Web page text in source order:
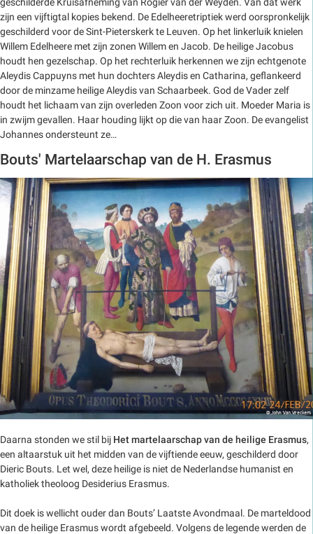
zijn een vijftigtal kopies bekend. De Edelheeretriptiek werd oorspronkelijk
geschilderd voor de Sint-Pieterskerk te Leuven. Op het linkerluik knielen
Willem Edelheere met zijn zonen Willem en Jacob. De heilige Jacobus
houdt hen gezelschap. Op het rechterluik herkennen we zijn echtgenote
Aleydis Cappuyns met hun dochters Aleydis en Catharina, geflankeerd
door de minzame heilige Aleydis van Schaarbeek. God de Vader zelf
houdt het lichaam van zijn overleden Zoon voor zich uit. Moeder Maria is
in zwijm gevallen. Haar houding lijkt op die van haar Zoon. De evangelist
Johannes ondersteunt ze…
Bouts' Martelaarschap van de H. Erasmus
Daarna stonden we stil bij Het martelaarschap van de heilige Erasmus,
een altaarstuk uit het midden van de vijftiende eeuw, geschilderd door
Dieric Bouts. Let wel, deze heilige is niet de Nederlandse humanist en
katholiek theoloog Desiderius Erasmus.
Dit doek is wellicht ouder dan Bouts’ Laatste Avondmaal. De marteldood
van de heilige Erasmus wordt afgebeeld. Volgens de legende werden de